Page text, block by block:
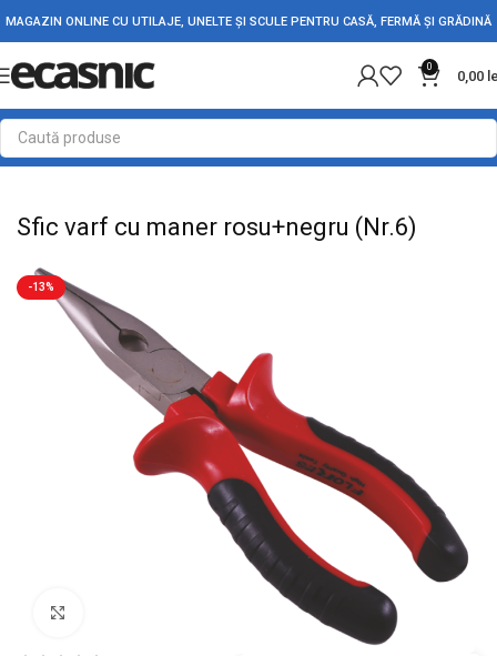
MAGAZIN ONLINE CU UTILAJE, UNELTE ȘI SCULE PENTRU CASĂ, FERMĂ ȘI GRĂDINĂ
0
0,00
Prima pagină Scule - Unelte Clesti & Patenti
Sfic varf cu maner rosu+negru (Nr.6)
-13%